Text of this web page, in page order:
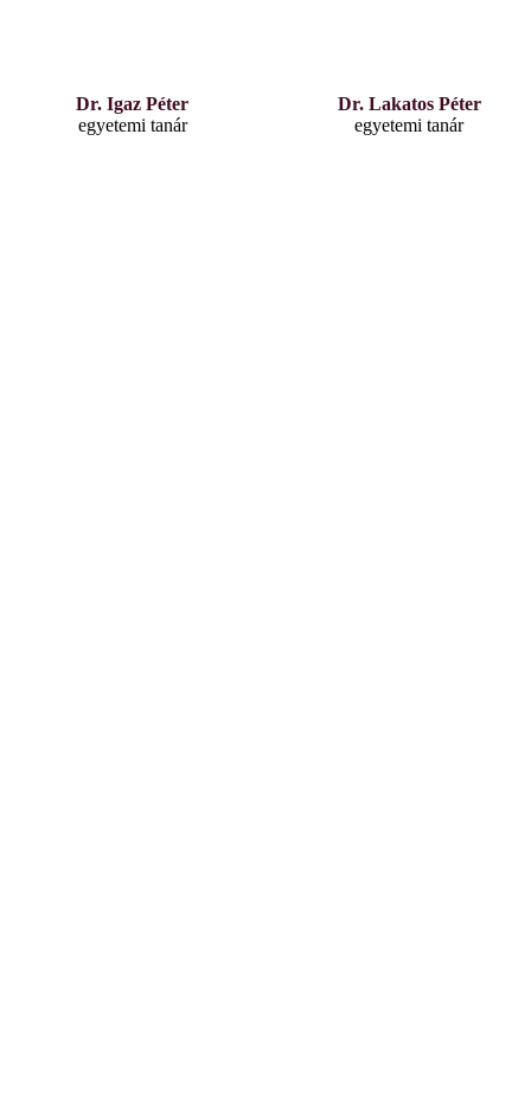
Dr. Igaz Péter
egyetemi tanár
Dr. Lakatos Péter
egyetemi tanár